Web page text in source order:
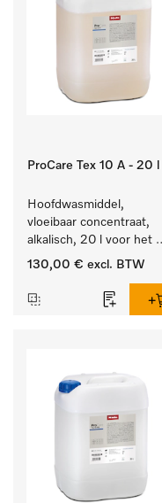
ProCare Tex 10 A - 20 l
Hoofdwasmiddel,
vloeibaar concentraat,
alkalisch, 20 l voor het
reinigen van wit wasgoed
130,00 € excl. BTW